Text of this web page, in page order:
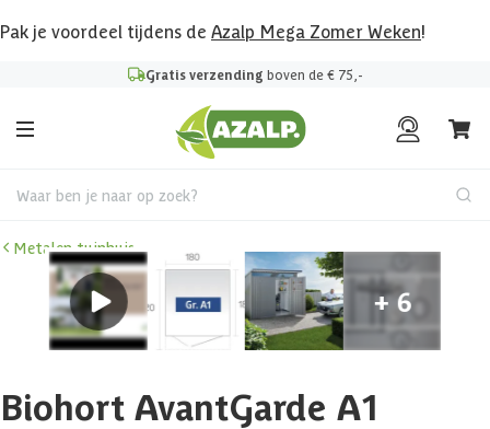
Pak je voordeel tijdens de Azalp Mega Zomer Weken!
Gratis verzending boven de € 75,-
Waar ben je naar op zoek?
Metalen tuinhuis
Biohort AvantGarde A1